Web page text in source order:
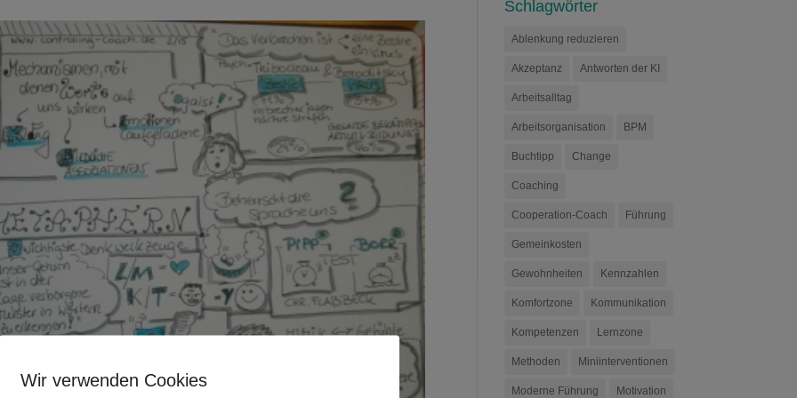
Schlagwörter
Ablenkung reduzieren
Akzeptanz Antworten der KI
Arbeitsalltag
Arbeitsorganisation BPM
Buchtipp Change
Coaching
Cooperation-Coach Führung
Gemeinkosten
Gewohnheiten Kennzahlen
Komfortzone Kommunikation
Kompetenzen Lernzone
Methoden Miniinterventionen
Moderne Führung Motivation
Wir verwenden Cookies